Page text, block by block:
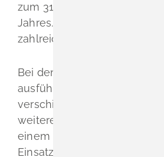
zum 31. Juli oder 31. August
Jahres. Ein Zwischeneinst
zahlreichen Trägern
Bei den Trägern erhalten Sie
ausführliche Beratung über
verschiedenen
weiteren Fragen zum FSJ.
einem bestimmten
Einsatzbereich wird dabei